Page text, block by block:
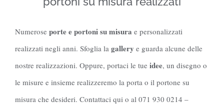
Numerose porte e portoni su misura e personalizzati
realizzati negli anni. Sfoglia la gallery e guarda alcune delle
nostre realizzazioni. Oppure, portaci le tue idee, un disegno o
le misure e insieme realizzeremo la porta o il portone su
misura che desideri. Contattaci qui o al 071 930 0214 –